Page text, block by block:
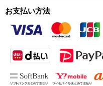
お支払い方法